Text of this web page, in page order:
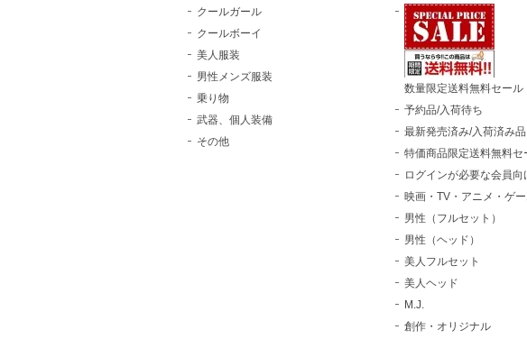
クールガール
クールボーイ
美人服装
男性メンズ服装
乗り物
武器、個人装備
その他
数量限定送料無料セール
予約品/入荷待ち
最新発売済み/入荷済み品
特価商品限定送料無料セ
ログインが必要な会員向
映画・TV・アニメ・ゲ
男性（フルセット）
男性（ヘッド）
美人フルセット
美人ヘッド
M.J.
創作・オリジナル